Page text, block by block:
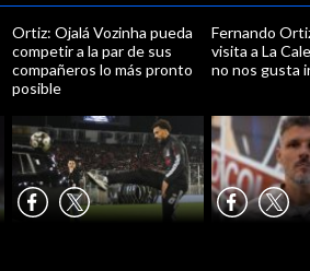
Ortiz: Ojalá Vozinha pueda
competir a la par de sus
compañeros lo más pronto
posible
Fernando
visita a La
no nos gusta